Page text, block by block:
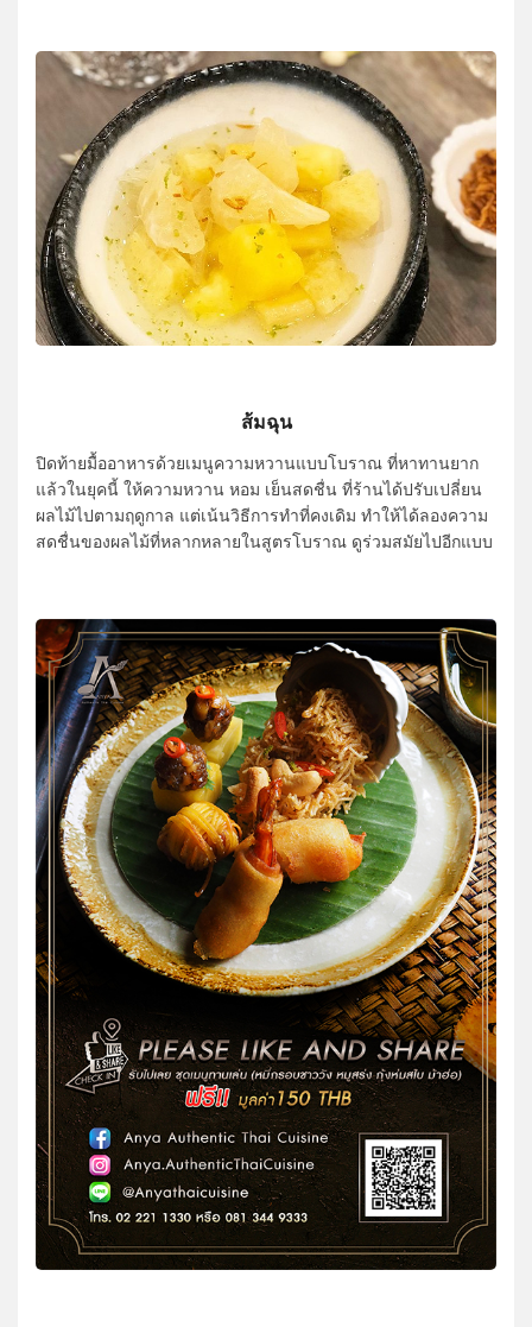
ส้มฉุน
ปิดท้ายมื้ออาหารด้วยเมนูความหวานแบบโบราณ ที่หาทานยาก
แล้วในยุคนี้ ให้ความหวาน หอม เย็นสดชื่น ที่ร้านได้ปรับเปลี่ยน
ผลไม้ไปตามฤดูกาล แต่เน้นวิธีการทำที่คงเดิม ทำให้ได้ลองความ
สดชื่นของผลไม้ที่หลากหลายในสูตรโบราณ ดูร่วมสมัยไปอีกแบบ